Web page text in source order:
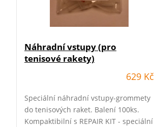
Náhradní vstupy (pro
tenisové rakety)
629 Kč
Speciální náhradní vstupy-grommety
do tenisových raket. Balení 100ks.
Kompaktibilní s REPAIR KIT - speciální